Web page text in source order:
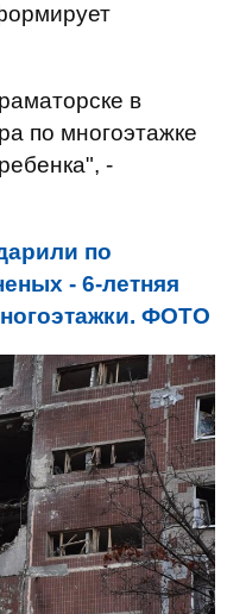
в
по многоэтажке
-
по
- 6-летняя
ФОТО